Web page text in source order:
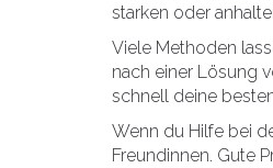
starken oder
Viele Methoden
nach einer Lösung
schnell deine
Wenn du Hilfe bei
Freundinnen. Gute